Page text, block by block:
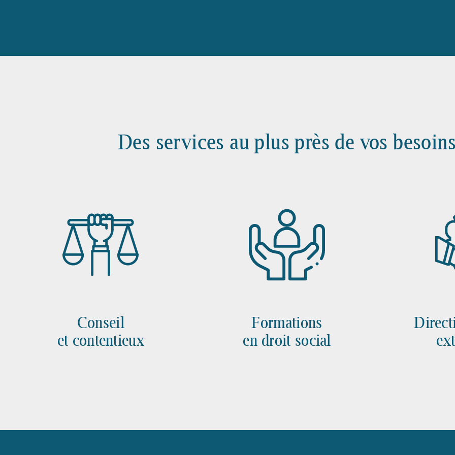
Des services au plus près de vos
Conseil
et contentieux
Formations
en droit social